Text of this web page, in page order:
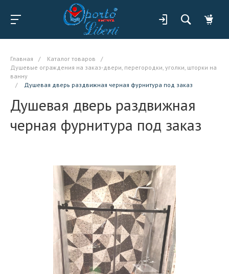
Главная / Каталог товаров
/
Душевые ограждения на заказ-двери, перегородки, уголки, шторки на
ванну
/
Душевая дверь раздвижная черная фурнитура под заказ
Душевая дверь раздвижная
черная фурнитура под заказ